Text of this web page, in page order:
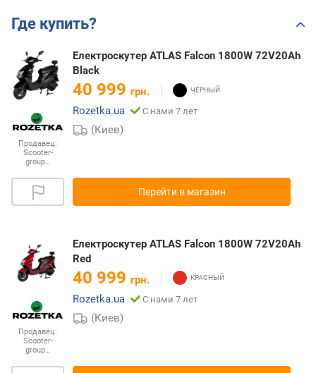
Где купить?
Продавец:
Scooter-
group…
Електроскутер ATLAS Falcon 1800W 72V20Ah
Black
40 999 грн.
Rozetka.ua
С нами 7 лет
(Киев)
Перейти в магазин
Продавец:
Scooter-
group…
Електроскутер ATLAS Falcon 1800W 72V20Ah
Red
40 999 грн.
Rozetka.ua
С нами 7 лет
(Киев)